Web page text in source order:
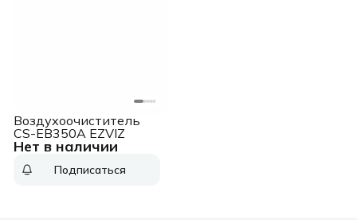
Нет в наличии
Воздухоочиститель
CS-EB350A EZVIZ
Подписаться